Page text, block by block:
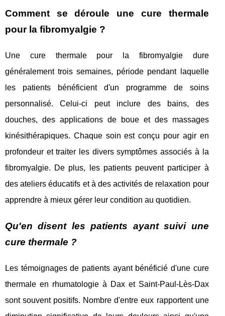
Comment se déroule une cure thermale
pour la fibromyalgie ?
Une cure thermale pour la fibromyalgie dure
généralement trois semaines, période pendant laquelle
les patients bénéficient d'un programme de soins
personnalisé. Celui-ci peut inclure des bains, des
douches, des applications de boue et des massages
kinésithérapiques. Chaque soin est conçu pour agir en
profondeur et traiter les divers symptômes associés à la
fibromyalgie. De plus, les patients peuvent participer à
des ateliers éducatifs et à des activités de relaxation pour
apprendre à mieux gérer leur condition au quotidien.
Qu'en disent les patients ayant suivi une
cure thermale ?
Les témoignages de patients ayant bénéficié d'une cure
thermale en rhumatologie à Dax et Saint-Paul-Lès-Dax
sont souvent positifs. Nombre d'entre eux rapportent une